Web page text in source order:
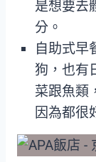
是想要去
分。
自助式早
狗，也有
菜跟魚類
因為都很